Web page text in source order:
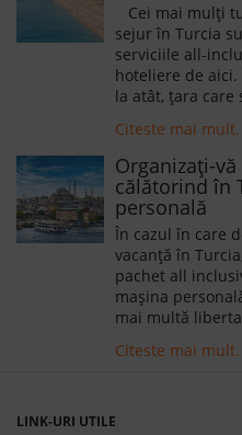
Cei mai mulți
sejur în Turcia
serviciile all-
hoteliere de
la atât, țara
cultură,
destinație să fie
turiștii din
șapte în topul
Citeste mai mult.
Organizați-
călătorind în
personală
În cazul în care
vacanță în
pachet all
mașina
mai multă
pe durata
Citeste mai mult.
LINK-URI UTILE